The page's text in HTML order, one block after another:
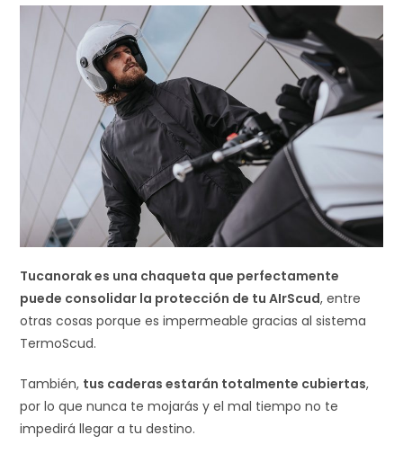
Tucanorak es una chaqueta que perfectamente
puede consolidar la protección de tu AIrScud, entre
otras cosas porque es impermeable gracias al sistema
TermoScud.
También, tus caderas estarán totalmente cubiertas,
por lo que nunca te mojarás y el mal tiempo no te
impedirá llegar a tu destino.